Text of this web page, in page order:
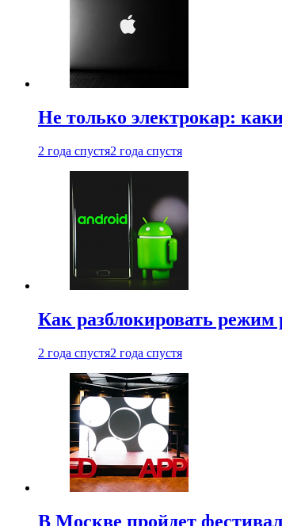
Не только электрокар:
2 года спустя2 года спустя
Как разблокировать
2 года спустя2 года спустя
В Москве пройдет